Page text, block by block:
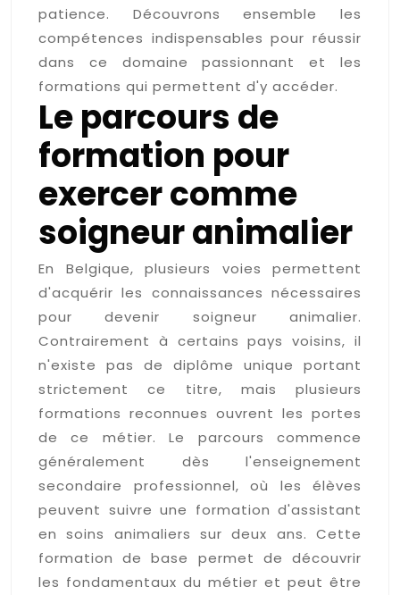
patience. Découvrons ensemble les
compétences indispensables pour réussir
dans ce domaine passionnant et les
formations qui permettent d'y accéder.
Le parcours de
formation pour
exercer comme
soigneur animalier
En Belgique, plusieurs voies permettent
d'acquérir les connaissances nécessaires
pour devenir soigneur animalier.
Contrairement à certains pays voisins, il
n'existe pas de diplôme unique portant
strictement ce titre, mais plusieurs
formations reconnues ouvrent les portes
de ce métier. Le parcours commence
généralement dès l'enseignement
secondaire professionnel, où les élèves
peuvent suivre une formation d'assistant
en soins animaliers sur deux ans. Cette
formation de base permet de découvrir
les fondamentaux du métier et peut être